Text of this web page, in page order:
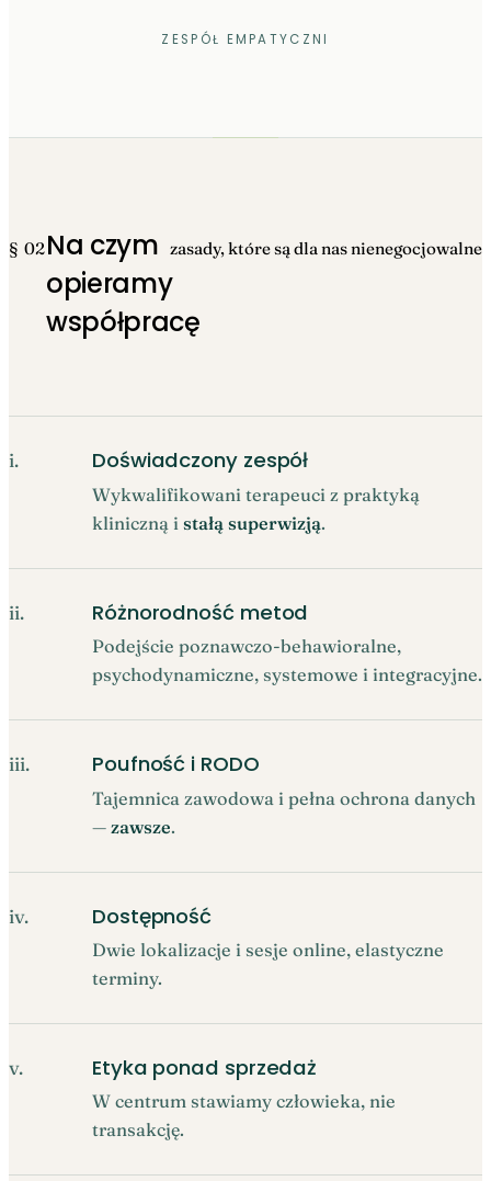
ZESPÓŁ EMPATYCZNI
§ 02Na czym
opieramy
współpracę
zasady, które są dla nas nienegocjowalne
i. Doświadczony zespół
Wykwalifikowani terapeuci z praktyką
kliniczną i stałą superwizją.
ii. Różnorodność metod
Podejście poznawczo-behawioralne,
psychodynamiczne, systemowe i integracyjne.
iii. Poufność i RODO
Tajemnica zawodowa i pełna ochrona danych
— zawsze.
iv. Dostępność
Dwie lokalizacje i sesje online, elastyczne
terminy.
v. Etyka ponad sprzedaż
W centrum stawiamy człowieka, nie
transakcję.